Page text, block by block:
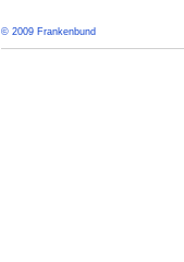
© 2009 Frankenbund